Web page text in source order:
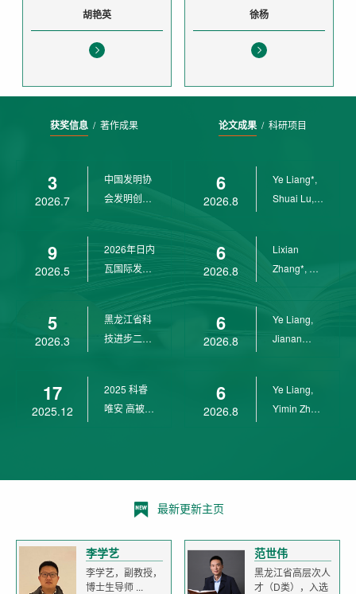
胡艳英 徐杨
获奖信息/ 著作成果
3
2026.7
中国发明协
会发明创业
9
2026.5
2026年日内
瓦国际发明
5
2026.3
黑龙江省科
技进步二等
17
2025.12
2025 科睿
唯安 高被引
论文成果/ 科研项目
6
2026.8
Ye Liang*,
Shuai Lu,
6
2026.8
Lixian
Zhang*, Ye
6
2026.8
Ye Liang,
Jianan
6
2026.8
Ye Liang,
Yimin Zhu,
最新更新主页
李学艺
李学艺，副教授，
博士生导师 ...
范世伟
黑龙江省高层次人
才（D类），入选